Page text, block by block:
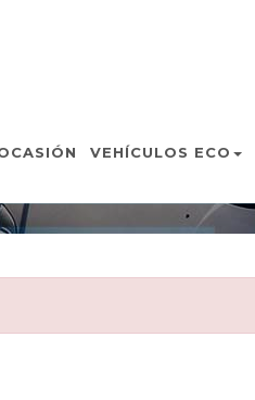
VEHÍCULOS ECO